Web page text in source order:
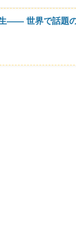
―― 世界で話題